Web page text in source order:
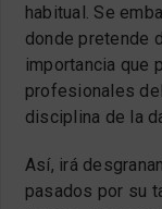
habitual. Se
donde pretende
importancia que
profesionales
disciplina de la
Así, irá
pasados por su